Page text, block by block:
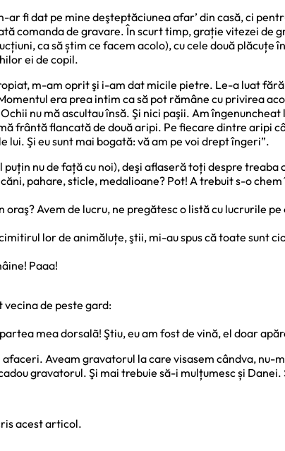
fi dat pe mine deşteptăciunea afar’ din casă, ci
comanda de gravare. În scurt timp, grație vitezei
ca să știm ce facem acolo), cu cele două
ei de copil.
m-am oprit şi i-am dat micile pietre. Le-a luat
era prea intim ca să pot rămâne cu privirea
nu mă ascultau însă. Şi nici paşii. Am
frântă flancată de două aripi. Pe fiecare dintre aripi
lui. Şi eu sunt mai bogată: vă am pe voi drept îngeri”.
nu de față cu noi), deşi aflaseră toți despre
pahare, sticle, medalioane? Pot! A trebuit s-o
Avem de lucru, ne pregătesc o listă cu lucrurile
lor de animăluțe, ştii, mi-au spus că toate sunt
Paaa!
de peste gard:
mea dorsalã! Ştiu, eu am fost de vină, el doar
Aveam gravatorul la care visasem cândva,
gravatorul. Şi mai trebuie să-i mulțumesc și
acest articol.